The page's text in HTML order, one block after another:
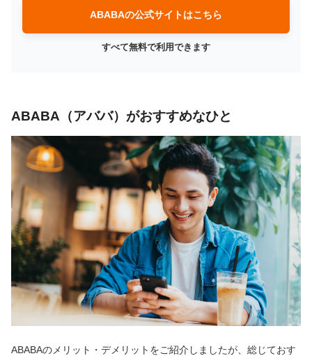
ABABAの公式サイトはこちら
すべて無料で利用できます
ABABA（アババ）がおすすめなひと
ABABAのメリット・デメリットをご紹介しましたが、総じておす